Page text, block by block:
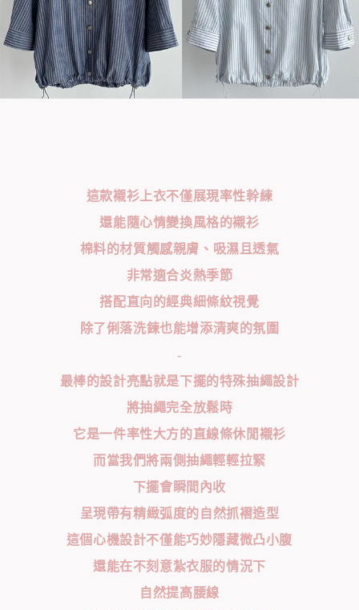
這款襯衫上衣不僅展現率性幹練
還能隨心情變換風格的襯衫
棉料的材質觸感親膚、吸濕且透氣
非常適合炎熱季節
搭配直向的經典細條紋視覺
除了俐落洗鍊也能增添清爽的氛圍
-
最棒的設計亮點就是下擺的特殊抽繩設計
將抽繩完全放鬆時
它是一件率性大方的直線條休閒襯衫
而當我們將兩側抽繩輕輕拉緊
下擺會瞬間內收
呈現帶有精緻弧度的自然抓褶造型
這個心機設計不僅能巧妙隱藏微凸小腹
還能在不刻意紮衣服的情況下
自然提高腰線